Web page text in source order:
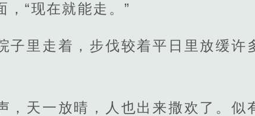
，“现在就能走。”
子里走着，步伐较着平日里放缓许
，天一放晴，人也出来撒欢了。似